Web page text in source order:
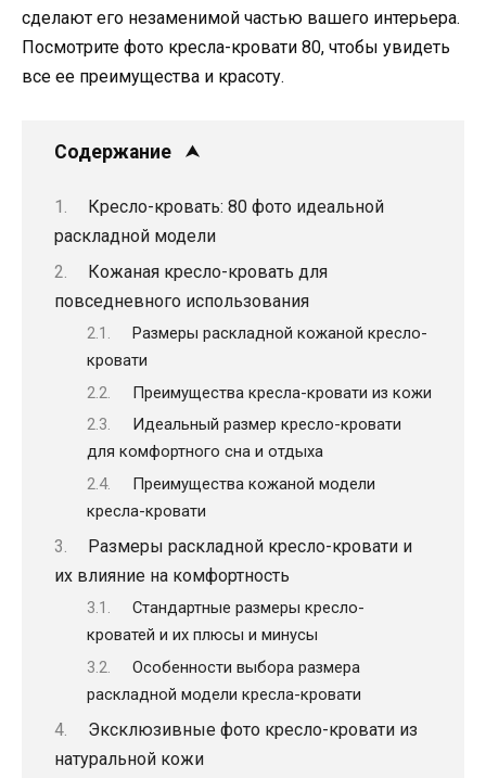
сделают его незаменимой частью вашего интерьера.
Посмотрите фото кресла-кровати 80, чтобы увидеть
все ее преимущества и красоту.
Содержание
Кресло-кровать: 80 фото идеальной
раскладной модели
Кожаная кресло-кровать для
повседневного использования
Размеры раскладной кожаной кресло-
кровати
Преимущества кресла-кровати из кожи
Идеальный размер кресло-кровати
для комфортного сна и отдыха
Преимущества кожаной модели
кресла-кровати
Размеры раскладной кресло-кровати и
их влияние на комфортность
Стандартные размеры кресло-
кроватей и их плюсы и минусы
Особенности выбора размера
раскладной модели кресла-кровати
Эксклюзивные фото кресло-кровати из
натуральной кожи